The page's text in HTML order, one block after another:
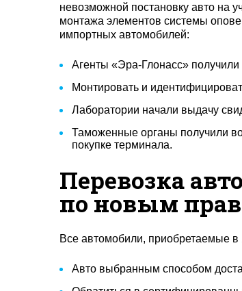
невозможной постановку авто на
монтажа элементов системы
импортных автомобилей:
Агенты «Эра-Глонасс»
Монтировать и
Лаборатории начали выдачу
Таможенные органы получили
покупке терминала.
Перевозка
по новым
Все автомобили, приобретаемые
Авто выбранным способом